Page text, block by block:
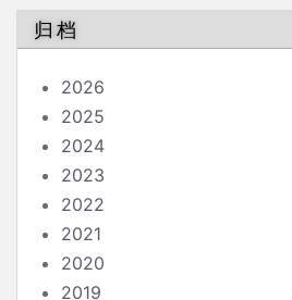
归档
2026
2025
2024
2023
2022
2021
2020
2019